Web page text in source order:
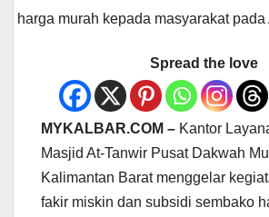
harga murah kepada masyarakat
Spread the love
MYKALBAR.COM – Kantor
Masjid At-Tanwir Pusat Dakwah
Kalimantan Barat menggelar
fakir miskin dan subsidi sembako